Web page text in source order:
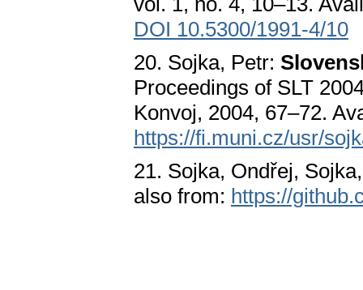
DOI 10.5300/1991-4/10
20. Sojka, Petr:
Proceedings of SLT
Konvoj, 2004, 67–72.
https://fi.muni.cz/usr/
21. Sojka, Ondřej,
also from: https://